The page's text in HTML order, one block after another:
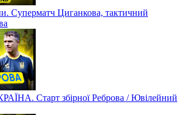
Суперматч Циганкова, тактичний
Старт збірної Реброва / Ювілейний